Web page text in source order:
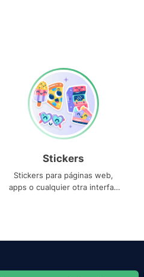
Stickers
Stickers para páginas web,
apps o cualquier otra interfaz